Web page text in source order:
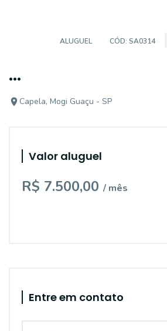
ALUGUEL CÓD: SA0314
...
Capela, Mogi Guaçu - SP
Valor aluguel
R$ 7.500,00 / mês
Entre em contato